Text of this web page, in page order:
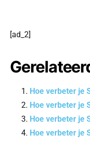
[ad_2]
Hoe verbeter je
Hoe verbeter je
Hoe verbeter je
Hoe verbeter je